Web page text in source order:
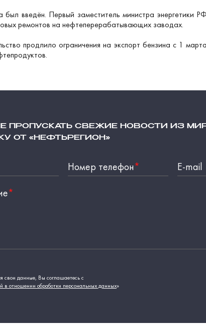
был введён. Первый заместитель министра энергетики
ремонтов на нефтеперерабатывающих заводах.
продлило ограничения на экспорт бензина с 1
ПРОПУСКАТЬ СВЕЖИЕ НОВОСТИ ИЗ
ОТ «НЕФТЬРЕГИОН»
Номер телефон*
E-mail
*
свои данные, Вы соглашаетесь с
в отношении обработки персональных данных»